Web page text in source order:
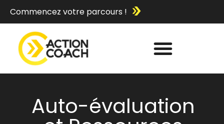
Commencez votre parcours !
Auto-évaluation